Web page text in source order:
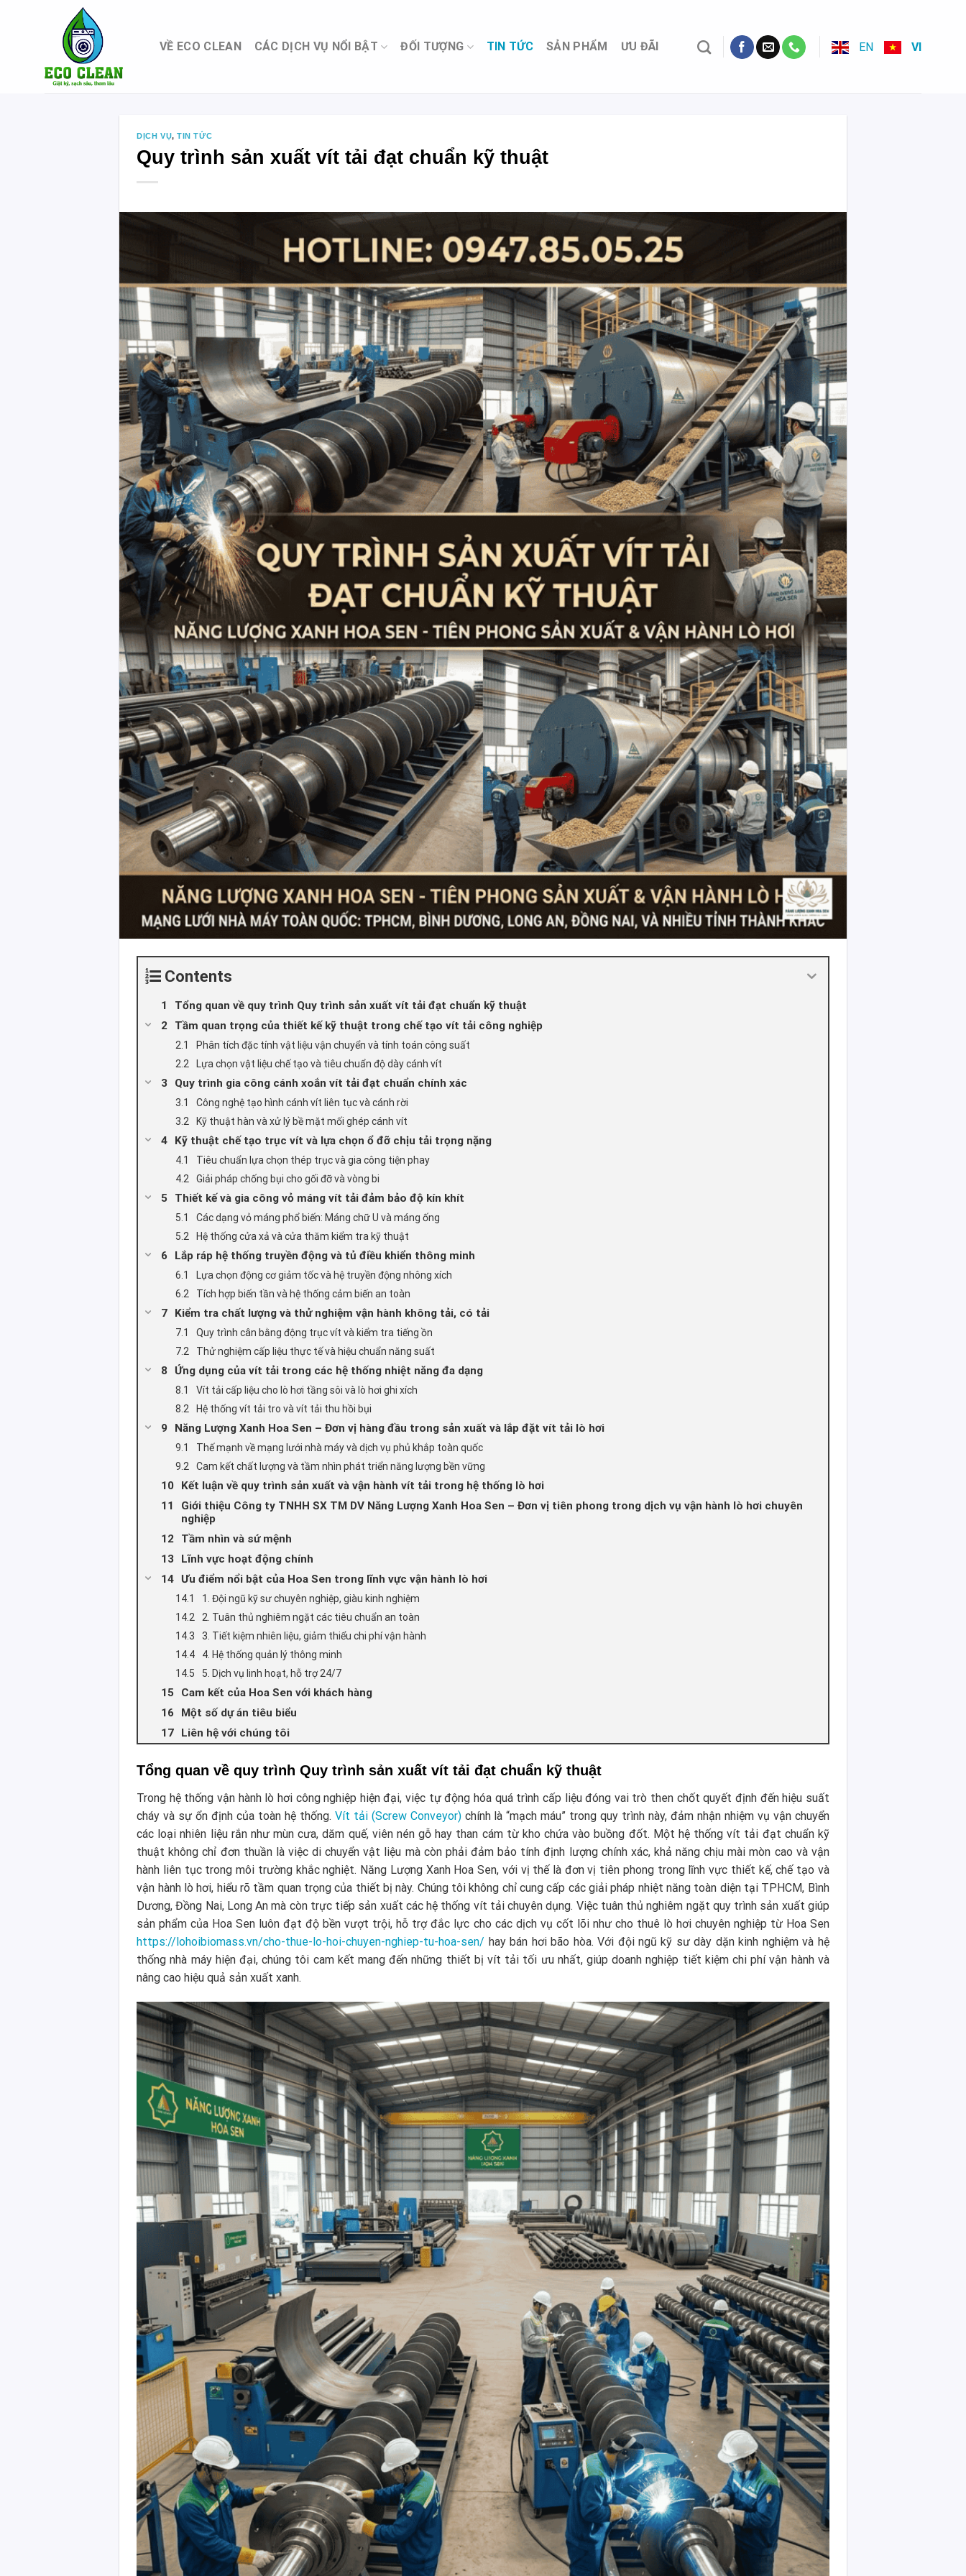
VỀ ECO CLEAN CÁC DỊCH VỤ NỔI BẬT ĐỐI TƯỢNG TIN TỨC SẢN PHẨM ƯU ĐÃI EN VI
DỊCH VỤ,TIN TỨC
Quy trình sản xuất vít tải đạt chuẩn kỹ thuật
Contents
Tổng quan về quy trình Quy trình sản xuất vít tải đạt chuẩn kỹ thuật
Tầm quan trọng của thiết kế kỹ thuật trong chế tạo vít tải công nghiệp
Phân tích đặc tính vật liệu vận chuyển và tính toán công suất
Lựa chọn vật liệu chế tạo và tiêu chuẩn độ dày cánh vít
Quy trình gia công cánh xoắn vít tải đạt chuẩn chính xác
Công nghệ tạo hình cánh vít liên tục và cánh rời
Kỹ thuật hàn và xử lý bề mặt mối ghép cánh vít
Kỹ thuật chế tạo trục vít và lựa chọn ổ đỡ chịu tải trọng nặng
Tiêu chuẩn lựa chọn thép trục và gia công tiện phay
Giải pháp chống bụi cho gối đỡ và vòng bi
Thiết kế và gia công vỏ máng vít tải đảm bảo độ kín khít
Các dạng vỏ máng phổ biến: Máng chữ U và máng ống
Hệ thống cửa xả và cửa thăm kiểm tra kỹ thuật
Lắp ráp hệ thống truyền động và tủ điều khiển thông minh
Lựa chọn động cơ giảm tốc và hệ truyền động nhông xích
Tích hợp biến tần và hệ thống cảm biến an toàn
Kiểm tra chất lượng và thử nghiệm vận hành không tải, có tải
Quy trình cân bằng động trục vít và kiểm tra tiếng ồn
Thử nghiệm cấp liệu thực tế và hiệu chuẩn năng suất
Ứng dụng của vít tải trong các hệ thống nhiệt năng đa dạng
Vít tải cấp liệu cho lò hơi tầng sôi và lò hơi ghi xích
Hệ thống vít tải tro và vít tải thu hồi bụi
Năng Lượng Xanh Hoa Sen – Đơn vị hàng đầu trong sản xuất và lắp đặt vít tải lò hơi
Thế mạnh về mạng lưới nhà máy và dịch vụ phủ khắp toàn quốc
Cam kết chất lượng và tầm nhìn phát triển năng lượng bền vững
Kết luận về quy trình sản xuất và vận hành vít tải trong hệ thống lò hơi
Giới thiệu Công ty TNHH SX TM DV Năng Lượng Xanh Hoa Sen – Đơn vị tiên phong trong dịch vụ vận hành lò hơi chuyên
nghiệp
Tầm nhìn và sứ mệnh
Lĩnh vực hoạt động chính
Ưu điểm nổi bật của Hoa Sen trong lĩnh vực vận hành lò hơi
1. Đội ngũ kỹ sư chuyên nghiệp, giàu kinh nghiệm
2. Tuân thủ nghiêm ngặt các tiêu chuẩn an toàn
3. Tiết kiệm nhiên liệu, giảm thiểu chi phí vận hành
4. Hệ thống quản lý thông minh
5. Dịch vụ linh hoạt, hỗ trợ 24/7
Cam kết của Hoa Sen với khách hàng
Một số dự án tiêu biểu
Liên hệ với chúng tôi
Tổng quan về quy trình Quy trình sản xuất vít tải đạt chuẩn kỹ thuật
Trong hệ thống vận hành lò hơi công nghiệp hiện đại, việc tự động hóa quá trình cấp liệu đóng vai trò then chốt quyết định đến hiệu suất
cháy và sự ổn định của toàn hệ thống. Vít tải (Screw Conveyor)chính là “mạch máu” trong quy trình này, đảm nhận nhiệm vụ vận chuyển
các loại nhiên liệu rắn như mùn cưa, dăm quế, viên nén gỗ hay than cám từ kho chứa vào buồng đốt. Một hệ thống vít tải đạt chuẩn kỹ
thuật không chỉ đơn thuần là việc di chuyển vật liệu mà còn phải đảm bảo tính định lượng chính xác, khả năng chịu mài mòn cao và vận
hành liên tục trong môi trường khắc nghiệt. Năng Lượng Xanh Hoa Sen, với vị thế là đơn vị tiên phong trong lĩnh vực thiết kế, chế tạo và
vận hành lò hơi, hiểu rõ tầm quan trọng của thiết bị này. Chúng tôi không chỉ cung cấp các giải pháp nhiệt năng toàn diện tại TPHCM, Bình
Dương, Đồng Nai, Long An mà còn trực tiếp sản xuất các hệ thống vít tải chuyên dụng. Việc tuân thủ nghiêm ngặt quy trình sản xuất giúp
sản phẩm của Hoa Sen luôn đạt độ bền vượt trội, hỗ trợ đắc lực cho các dịch vụ cốt lõi như cho thuê lò hơi chuyên nghiệp từ Hoa Sen
https://lohoibiomass.vn/cho-thue-lo-hoi-chuyen-nghiep-tu-hoa-sen/ hay bán hơi bão hòa. Với đội ngũ kỹ sư dày dặn kinh nghiệm và hệ
thống nhà máy hiện đại, chúng tôi cam kết mang đến những thiết bị vít tải tối ưu nhất, giúp doanh nghiệp tiết kiệm chi phí vận hành và
nâng cao hiệu quả sản xuất xanh.